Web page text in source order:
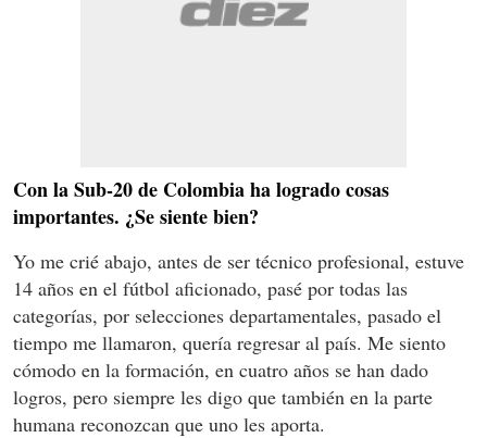
Con la Sub-20 de Colombia ha logrado cosas
importantes. ¿Se siente bien?
Yo me crié abajo, antes de ser técnico profesional, estuve
14 años en el fútbol aficionado, pasé por todas las
categorías, por selecciones departamentales, pasado el
tiempo me llamaron, quería regresar al país. Me siento
cómodo en la formación, en cuatro años se han dado
logros, pero siempre les digo que también en la parte
humana reconozcan que uno les aporta.